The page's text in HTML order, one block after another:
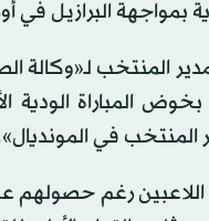
البرازيل في
المنتخب لـ«وكالة
المباراة الودية
في
رغم حصولهم